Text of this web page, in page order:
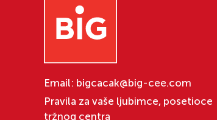
Email: bigcacak@big-cee.com
Pravila za vaše ljubimce, posetioce
tržnog centra